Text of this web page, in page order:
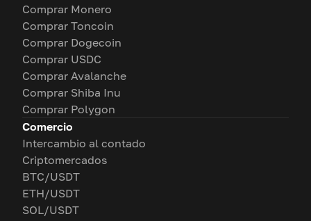
Comprar Monero
Comprar Toncoin
Comprar Dogecoin
Comprar USDC
Comprar Avalanche
Comprar Shiba Inu
Comprar Polygon
Comercio
Intercambio al contado
Criptomercados
BTC/USDT
ETH/USDT
SOL/USDT